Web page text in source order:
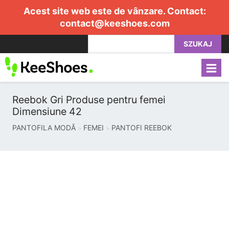
Acest site web este de vânzare. Contact:
contact@keeshoes.com
SZUKAJ
Reebok Gri Produse pentru femei
Dimensiune 42
PANTOFILA MODĂ FEMEI PANTOFI REEBOK